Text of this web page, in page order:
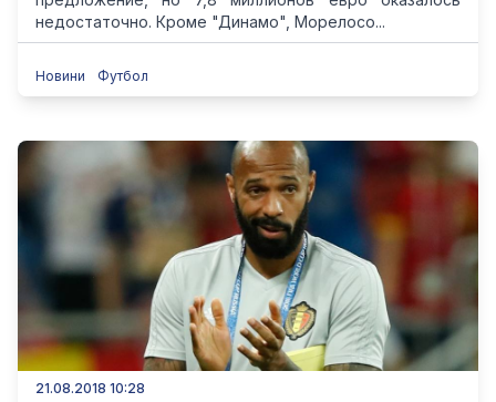
недостаточно. Кроме "Динамо", Морелосо...
Новини Футбол
21.08.2018 10:28